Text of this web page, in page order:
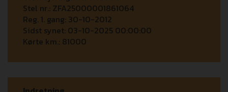
Stel nr.: ZFA25000001861064
Reg. 1. gang: 30-10-2012
Sidst synet: 03-10-2025 00:00:00
Kørte km.: 81000